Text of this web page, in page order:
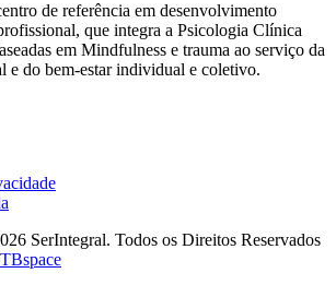
de referência em desenvolvimento
que integra a Psicologia Clínica
em Mindfulness e trauma ao serviço da
e do bem-estar individual e coletivo.
SerIntegral. Todos os Direitos Reservados